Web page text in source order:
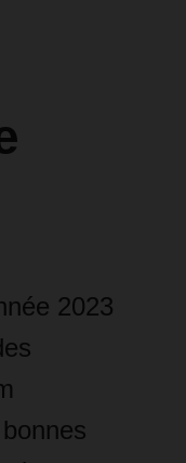
2023